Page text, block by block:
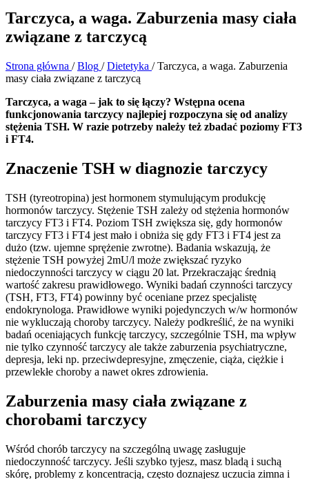
Tarczyca, a waga. Zaburzenia masy ciała
związane z tarczycą
Strona główna / Blog / Dietetyka / Tarczyca, a waga. Zaburzenia
masy ciała związane z tarczycą
Tarczyca, a waga – jak to się łączy? Wstępna ocena
funkcjonowania tarczycy najlepiej rozpoczyna się od analizy
stężenia TSH. W razie potrzeby należy też zbadać poziomy FT3
i FT4.
Znaczenie TSH w diagnozie tarczycy
TSH (tyreotropina) jest hormonem stymulującym produkcję
hormonów tarczycy. Stężenie TSH zależy od stężenia hormonów
tarczycy FT3 i FT4. Poziom TSH zwiększa się, gdy hormonów
tarczycy FT3 i FT4 jest mało i obniża się gdy FT3 i FT4 jest za
dużo (tzw. ujemne sprężenie zwrotne). Badania wskazują, że
stężenie TSH powyżej 2mU/l może zwiększać ryzyko
niedoczynności tarczycy w ciągu 20 lat. Przekraczając średnią
wartość zakresu prawidłowego. Wyniki badań czynności tarczycy
(TSH, FT3, FT4) powinny być oceniane przez specjalistę
endokrynologa. Prawidłowe wyniki pojedynczych w/w hormonów
nie wykluczają choroby tarczycy. Należy podkreślić, że na wyniki
badań oceniających funkcję tarczycy, szczególnie TSH, ma wpływ
nie tylko czynność tarczycy ale także zaburzenia psychiatryczne,
depresja, leki np. przeciwdepresyjne, zmęczenie, ciąża, ciężkie i
przewlekłe choroby a nawet okres zdrowienia.
Zaburzenia masy ciała związane z
chorobami tarczycy
Wśród chorób tarczycy na szczególną uwagę zasługuje
niedoczynność tarczycy. Jeśli szybko tyjesz, masz bladą i suchą
skórę, problemy z koncentracją, często doznajesz uczucia zimna i